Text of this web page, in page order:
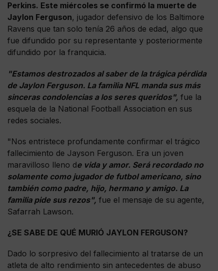
Perkins. Este miércoles se confirmó la muerte de
Jaylon Ferguson, jugador defensivo de los Baltimore
Ravens que tan solo tenía 26 años de edad, algo que
fue difundido por su representante y posteriormente
difundido por la franquicia.
"Estamos destrozados al saber de la trágica pérdida
de Jaylon Ferguson. La familia NFL manda sus más
sinceras condolencias a los seres queridos", fue la
esquela de la National Football Association en sus
redes sociales.
"Nos entristece profundamente confirmar el trágico
fallecimiento de Jayson Ferguson. Era un joven
maravilloso lleno de vida y amor. Será recordado no
solamente como jugador de futbol americano, sino
también como padre, hijo, hermano y amigo. La
familia pide sus rezos", fue el mensaje de su agente,
Safarrah Lawson.
¿SE SABE DE QUÉ MURIÓ JAYLON FERGUSON?
Dado lo sorpresivo del fallecimiento al tratarse de un
atleta de alto rendimiento sin antecedentes de abuso